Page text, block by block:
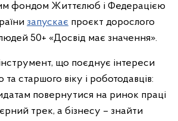
фондом Життєлюб і Федерацією
запускає проєкт дорослого
50+ «Досвід має значення».
що поєднує інтереси
старшого віку і роботодавців:
повернутися на ринок праці
трек, а бізнесу – знайти